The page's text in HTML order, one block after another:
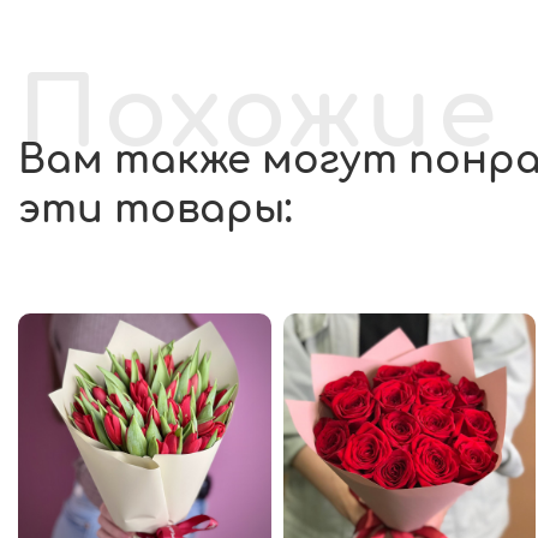
Похожие
Вам также могут
эти товары: